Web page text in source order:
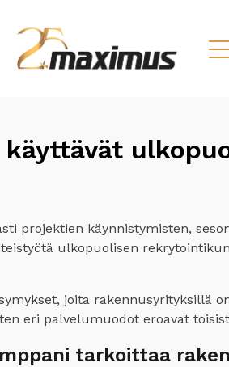
projektien käynnistymisten,
ulkopuolisen
joita rakennusyrityksillä
eri palvelumuodot eroavat
tarkoittaa